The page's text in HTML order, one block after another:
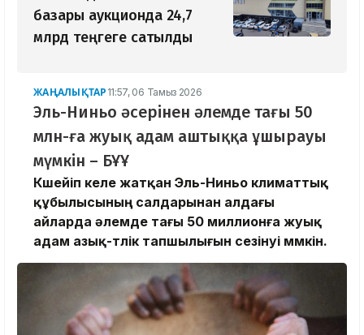
базары аукционда 24,7
млрд теңгеге сатылды
ЖАҢАЛЫҚТАР 11:57, 06 Тамыз 2026
Эль-Ниньо әсерінен әлемде тағы 50
млн-ға жуық адам аштыққа ұшырауы
мүмкін – БҰҰ
Күшейіп келе жатқан Эль-Ниньо климаттық
құбылысының салдарынан алдағы
айларда әлемде тағы 50 миллионға жуық
адам азық-түлік тапшылығын сезінуі мүмкін.